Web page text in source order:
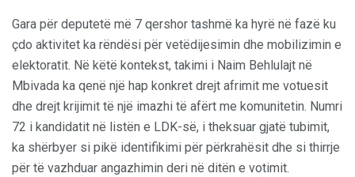
Gara për deputetë më 7 qershor tashmë ka hyrë në fazë ku
çdo aktivitet ka rëndësi për vetëdijesimin dhe mobilizimin e
elektoratit. Në këtë kontekst, takimi i Naim Behlulajt në
Mbivada ka qenë një hap konkret drejt afrimit me votuesit
dhe drejt krijimit të një imazhi të afërt me komunitetin. Numri
72 i kandidatit në listën e LDK-së, i theksuar gjatë tubimit,
ka shërbyer si pikë identifikimi për përkrahësit dhe si thirrje
për të vazhduar angazhimin deri në ditën e votimit.